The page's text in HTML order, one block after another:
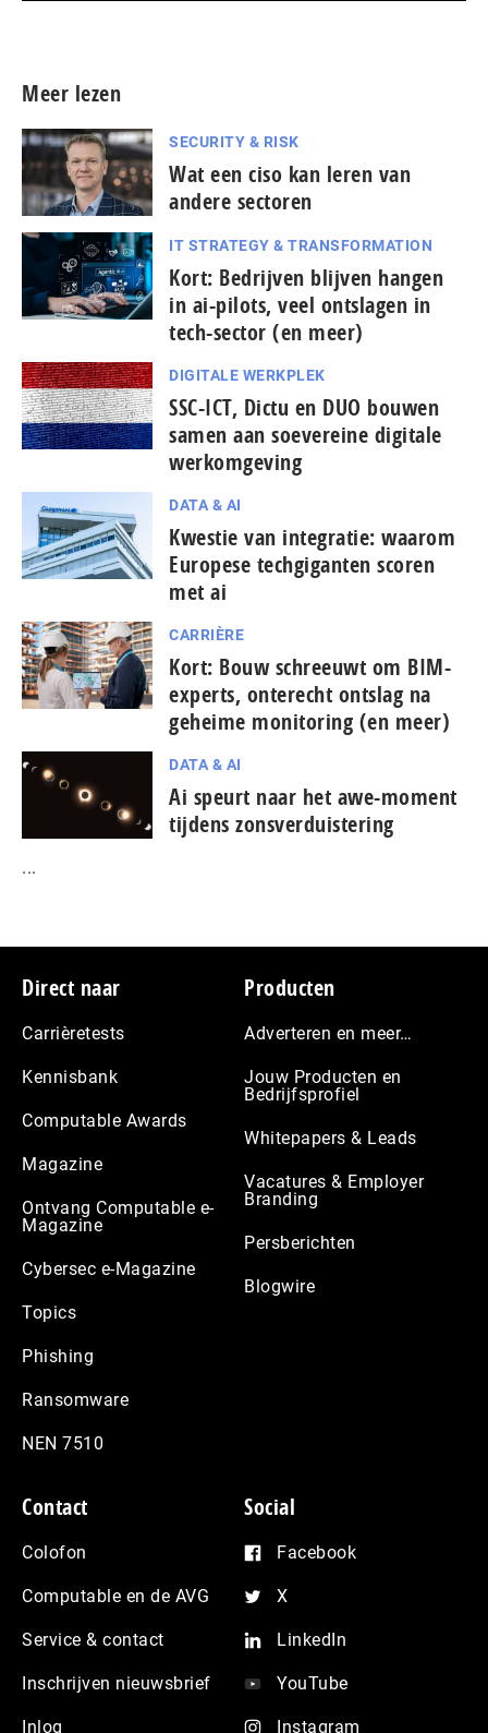
Meer lezen
SECURITY & RISK
Wat een ciso kan leren van
andere sectoren
IT STRATEGY & TRANSFORMATION
Kort: Bedrijven blijven hangen
in ai-pilots, veel ontslagen in
tech-sector (en meer)
DIGITALE WERKPLEK
SSC-ICT, Dictu en DUO bouwen
samen aan soevereine digitale
werkomgeving
DATA & AI
Kwestie van integratie: waarom
Europese tech­gi­gan­ten scoren
met ai
CARRIÈRE
Kort: Bouw schreeuwt om BIM-
experts, onterecht ontslag na
geheime monitoring (en meer)
DATA & AI
Ai speurt naar het awe-moment
tijdens zonsverduistering
...
Footer
Direct naar
Carrièretests
Kennisbank
Computable Awards
Magazine
Ontvang Computable e-
Magazine
Cybersec e-Magazine
Topics
Phishing
Ransomware
NEN 7510
Producten
Adverteren en meer…
Jouw Producten en
Bedrijfsprofiel
Whitepapers & Leads
Vacatures & Employer
Branding
Persberichten
Blogwire
Contact
Colofon
Computable en de AVG
Service & contact
Inschrijven nieuwsbrief
Inlog
Social
Facebook
X
LinkedIn
YouTube
Instagram